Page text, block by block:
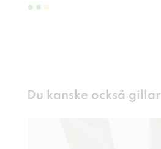
Du kanske också gillar